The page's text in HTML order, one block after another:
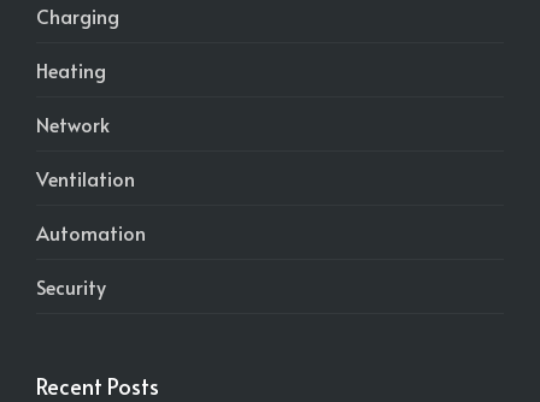
Charging
Heating
Network
Ventilation
Automation
Security
Recent Posts